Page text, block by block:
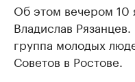
Об этом вечером 10
Владислав
группа молодых
Советов в Ростове.